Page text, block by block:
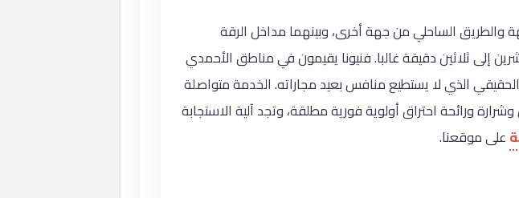
والطريق الساحلي من جهة أخرى، وبينهما مداخل الرقة
إلى ثلاثين دقيقة غالبا. فنيونا يقيمون في مناطق الأحمدي
الذي لا يستطيع منافس بعيد مجاراته. الخدمة متواصلة
ورائحة احتراق أولوية فورية مطلقة، وتجد آلية الاستجابة
على موقعنا.